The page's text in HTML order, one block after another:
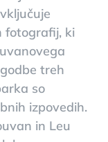
fotografij, ki
treh
so
izpovedih.
in Leu